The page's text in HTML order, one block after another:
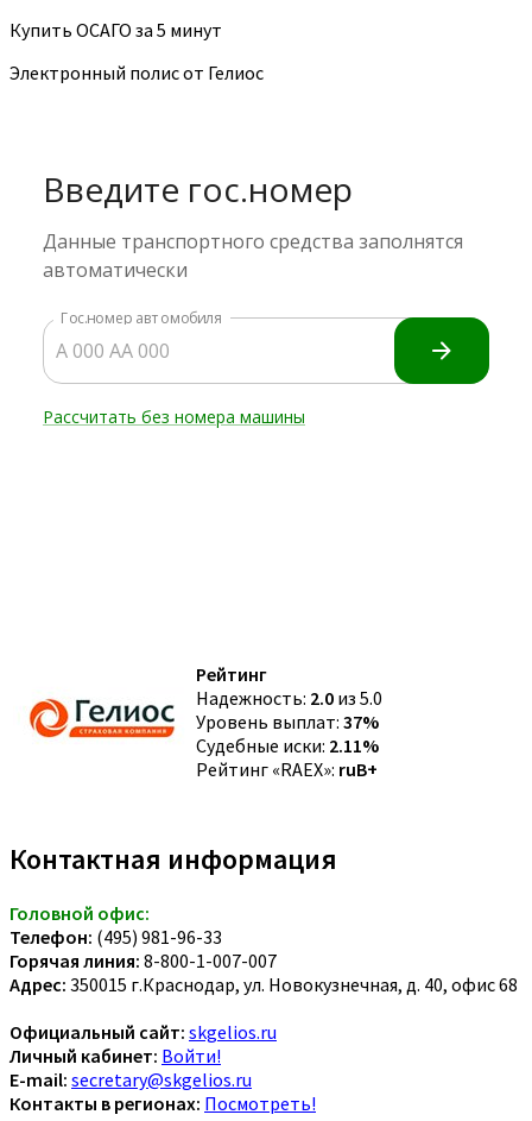
Купить ОСАГО за 5 минут
Электронный полис от Гелиос
Рейтинг
Надежность: 2.0 из 5.0
Уровень выплат: 37%
Судебные иски: 2.11%
Рейтинг «RAEX»: ruB+
Контактная информация
Головной офис:
Телефон: (495) 981-96-33
Горячая линия: 8-800-1-007-007
Адрес: 350015 г.Краснодар, ул. Новокузнечная, д. 40, офис 68
Официальный сайт: skgelios.ru
Личный кабинет: Войти!
E-mail: secretary@skgelios.ru
Контакты в регионах: Посмотреть!